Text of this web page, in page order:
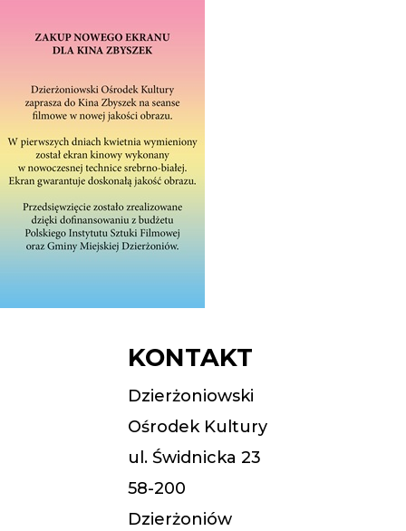
KONTAKT
Dzierżoniowski
Ośrodek Kultury
ul. Świdnicka 23
58-200
Dzierżoniów